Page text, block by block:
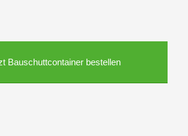
Bauschuttcontainer bestellen